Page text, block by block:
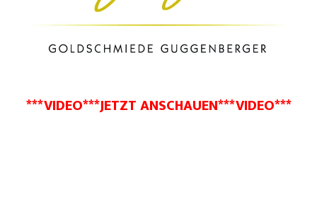
***VIDEO***JETZT ANSCHAUEN***VIDEO***